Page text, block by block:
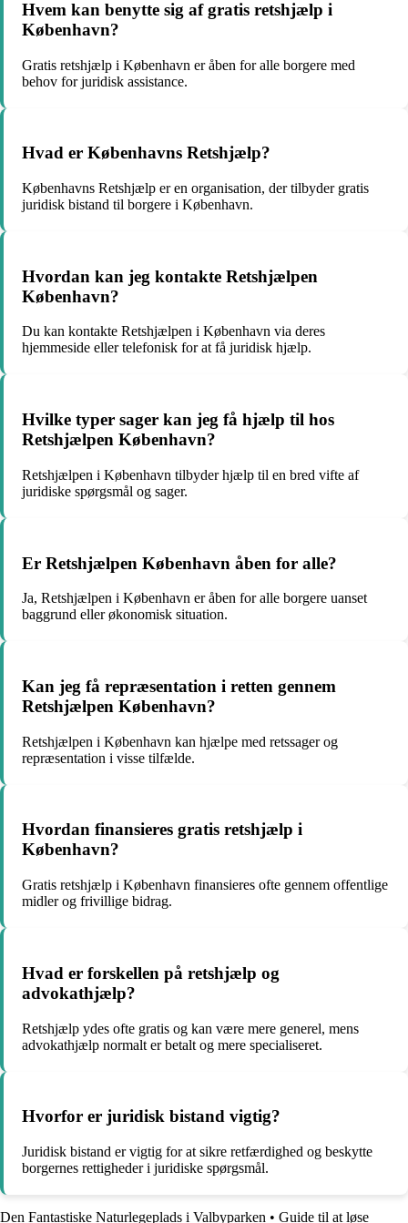
Hvem kan benytte sig af gratis retshjælp i
København?
Gratis retshjælp i København er åben for alle borgere med
behov for juridisk assistance.
Hvad er Københavns Retshjælp?
Københavns Retshjælp er en organisation, der tilbyder gratis
juridisk bistand til borgere i København.
Hvordan kan jeg kontakte Retshjælpen
København?
Du kan kontakte Retshjælpen i København via deres
hjemmeside eller telefonisk for at få juridisk hjælp.
Hvilke typer sager kan jeg få hjælp til hos
Retshjælpen København?
Retshjælpen i København tilbyder hjælp til en bred vifte af
juridiske spørgsmål og sager.
Er Retshjælpen København åben for alle?
Ja, Retshjælpen i København er åben for alle borgere uanset
baggrund eller økonomisk situation.
Kan jeg få repræsentation i retten gennem
Retshjælpen København?
Retshjælpen i København kan hjælpe med retssager og
repræsentation i visse tilfælde.
Hvordan finansieres gratis retshjælp i
København?
Gratis retshjælp i København finansieres ofte gennem offentlige
midler og frivillige bidrag.
Hvad er forskellen på retshjælp og
advokathjælp?
Retshjælp ydes ofte gratis og kan være mere generel, mens
advokathjælp normalt er betalt og mere specialiseret.
Hvorfor er juridisk bistand vigtig?
Juridisk bistand er vigtig for at sikre retfærdighed og beskytte
borgernes rettigheder i juridiske spørgsmål.
Den Fantastiske Naturlegeplads i Valbyparken • Guide til at løse